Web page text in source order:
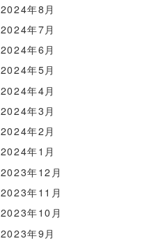
2024年8月
2024年7月
2024年6月
2024年5月
2024年4月
2024年3月
2024年2月
2024年1月
2023年12月
2023年11月
2023年10月
2023年9月